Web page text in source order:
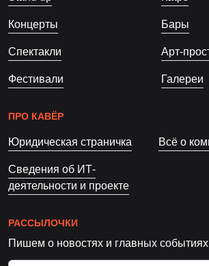
Концерты
Спектакли
Фестивали
Бары
Арт-
Галереи
ПРО КАВЁР
Юридическая страничка Всё о
Сведения об ИТ-
деятельности и проекте
РАССЫЛОЧКИ
Пишем о новостях и главных событиях